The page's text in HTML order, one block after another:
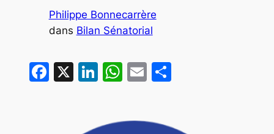
Philippe Bonnecarrère
dans Bilan Sénatorial
Facebook
X LinkedIn
WhatsApp
EmailPartager